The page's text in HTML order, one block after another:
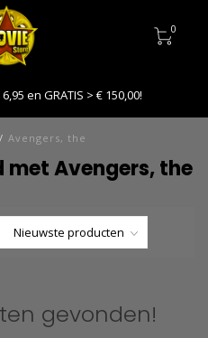
0
en GRATIS > € 150,00!
/ Avengers, the
Avengers, the
gevonden!